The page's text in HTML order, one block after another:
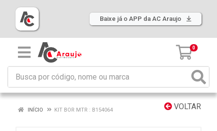
Baixe já o APP da AC Araujo
0
VOLTAR
INÍCIO KIT BOR MTR : B154064